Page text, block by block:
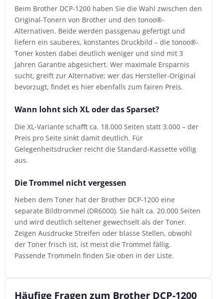
Beim Brother DCP-1200 haben Sie die Wahl zwischen den
Original-Tonern von Brother und den tonoo®-
Alternativen. Beide werden passgenau gefertigt und
liefern ein sauberes, konstantes Druckbild – die tonoo®-
Toner kosten dabei deutlich weniger und sind mit 3
Jahren Garantie abgesichert. Wer maximale Ersparnis
sucht, greift zur Alternative; wer das Hersteller-Original
bevorzugt, findet es hier ebenfalls zum fairen Preis.
Wann lohnt sich XL oder das Sparset?
Die XL-Variante schafft ca. 18.000 Seiten statt 3.000 – der
Preis pro Seite sinkt damit deutlich. Für
Gelegenheitsdrucker reicht die Standard-Kassette völlig
aus.
Die Trommel nicht vergessen
Neben dem Toner hat der Brother DCP-1200 eine
separate Bildtrommel (DR6000). Sie hält ca. 20.000 Seiten
und wird deutlich seltener gewechselt als der Toner.
Zeigen Ausdrucke Streifen oder blasse Stellen, obwohl
der Toner frisch ist, ist meist die Trommel fällig.
Passende Trommeln finden Sie oben in der Liste.
Häufige Fragen zum Brother DCP-1200